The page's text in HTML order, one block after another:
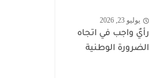
يوليو 23, 2026
رأيٌ واجب في اتجاه
الضرورة الوطنية